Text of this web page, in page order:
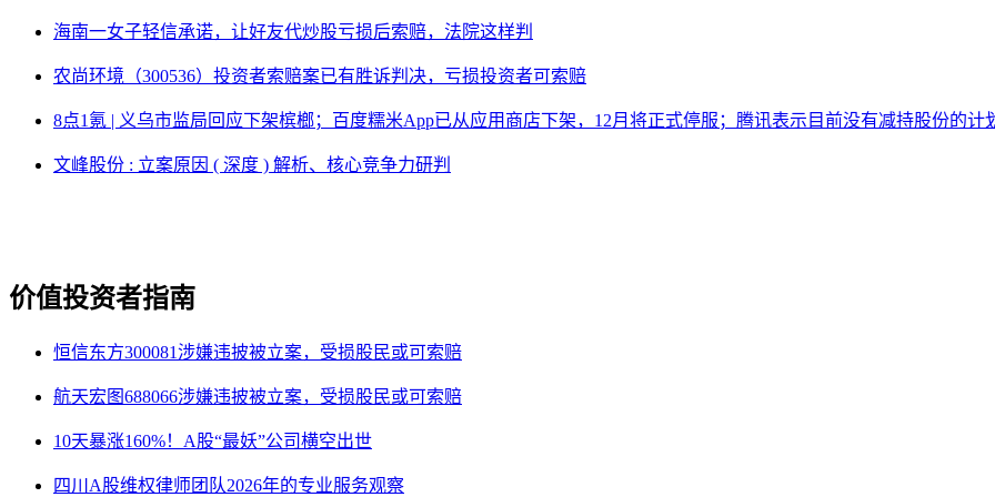
海南一女子轻信承诺，让好友代炒股亏损后索赔，法院这样判
农尚环境（300536）投资者索赔案已有胜诉判决，亏损投资者可索赔
8点1氪 | 义乌市监局回应下架槟榔；百度糯米App已从应用商店下架，12月将正式停服；腾讯表示目前没有减持股份的计
文峰股份 : 立案原因 ( 深度 ) 解析、核心竞争力研判
价值投资者指南
恒信东方300081涉嫌违披被立案，受损股民或可索赔
航天宏图688066涉嫌违披被立案，受损股民或可索赔
10天暴涨160%！A股“最妖”公司横空出世
四川A股维权律师团队2026年的专业服务观察